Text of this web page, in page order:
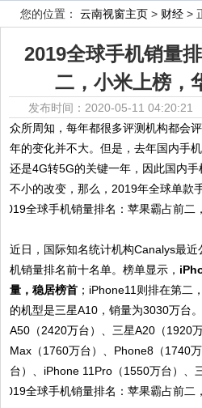
您的位置： 云南视窗主页 > 财经 >
2019全球手机销量
二，小米上榜，
发布时间：2020-05-11
众所周知，每年都很多评测机构都会
年的变化并不大。但是，去年国内手
还是4G转5G的关键一年，因此国内
不小的改变，那么，2019年全球单款
近日，国际知名统计机构Canalys最
机销量排名前十名单。榜单显示，
量，稳居榜首 ；iPhone11则排在第二
的机型是三星A10，销量为3030万台
A50（2420万台）、三星A20（1920
Max（1760万台）、Phone8（1740
台）、iPhone 11Pro（1550万台）、